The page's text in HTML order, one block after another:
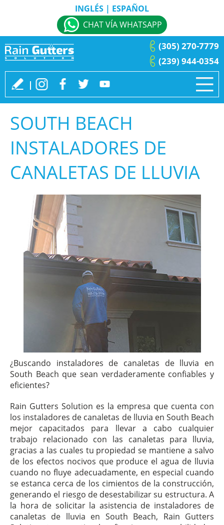
INGLÉS | ESPAÑOL
CHAT VÍA WHATSAPP
(239) 944-0354
(305) 270-7779
SOUTH BEACH
INSTALADORES DE
CANALETAS DE LLUVIA
¿Buscando instaladores de canaletas de lluvia en
South Beach que sean verdaderamente confiables y
eficientes?
Rain Gutters Solution es la empresa que cuenta con
los instaladores de canaletas de lluvia en South Beach
mejor capacitados para llevar a cabo cualquier
trabajo relacionado con las canaletas para lluvia,
gracias a las cuales tu propiedad se mantiene a salvo
de los efectos nocivos que produce el agua de lluvia
cuando no fluye adecuadamente, en especial cuando
se estanca cerca de los cimientos de la construcción,
generando el riesgo de desestabilizar su estructura. A
la hora de solicitar la asistencia de instaladores de
canaletas de lluvia en South Beach, Rain Gutters